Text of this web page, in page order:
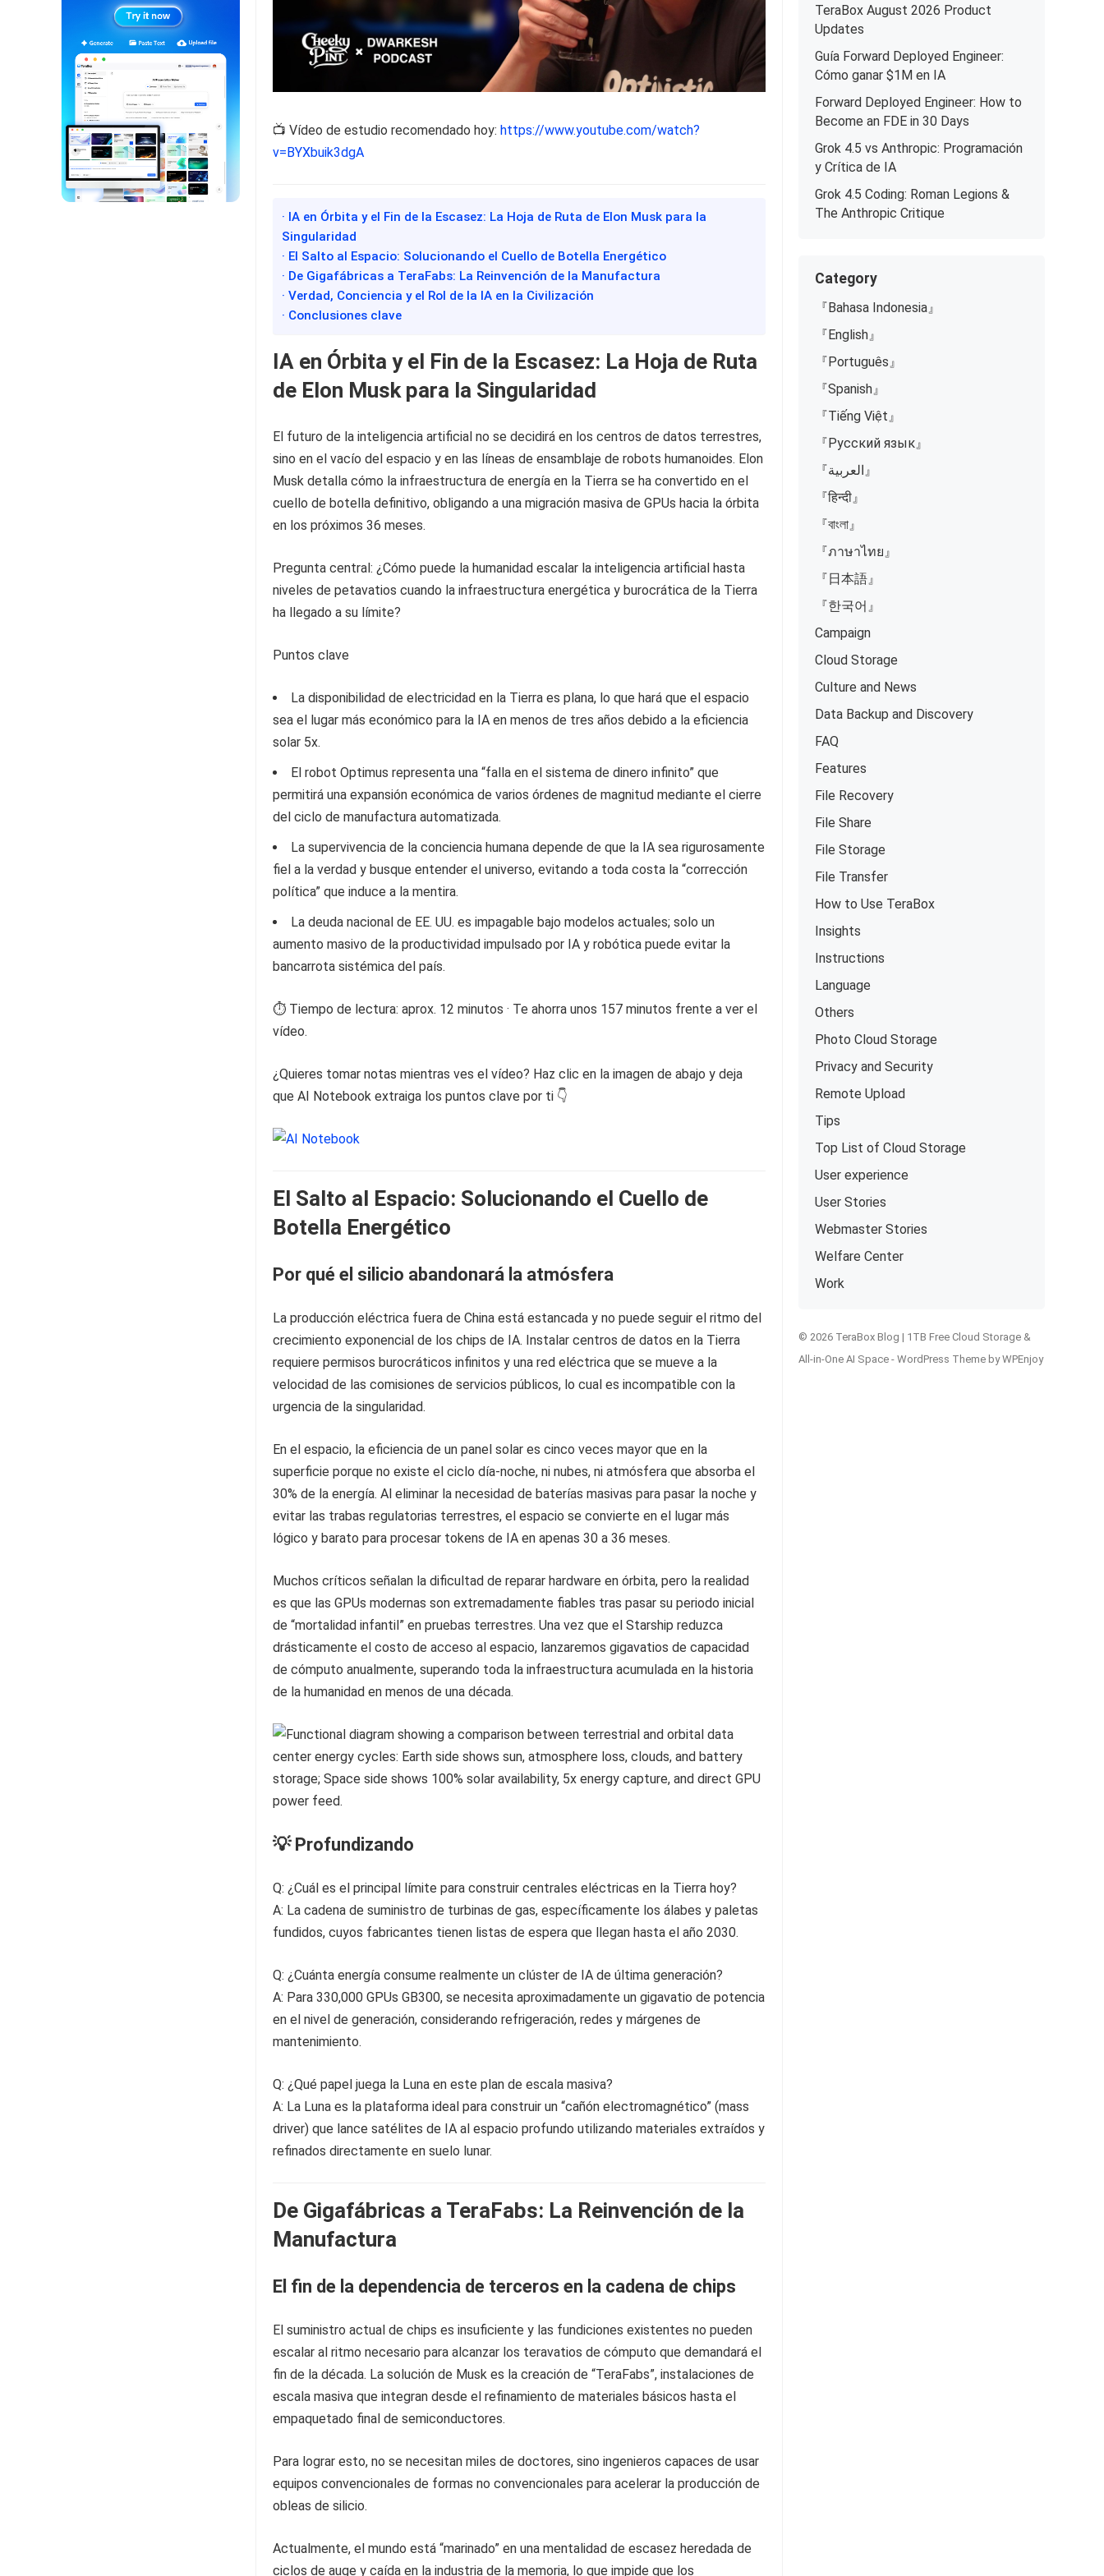
📺 Vídeo de estudio recomendado hoy: https://www.youtube.com/watch?
v=BYXbuik3dgA
· IA en Órbita y el Fin de la Escasez: La Hoja de Ruta de Elon Musk para la
Singularidad
· El Salto al Espacio: Solucionando el Cuello de Botella Energético
· De Gigafábricas a TeraFabs: La Reinvención de la Manufactura
· Verdad, Conciencia y el Rol de la IA en la Civilización
· Conclusiones clave
IA en Órbita y el Fin de la Escasez: La Hoja de Ruta
de Elon Musk para la Singularidad
El futuro de la inteligencia artificial no se decidirá en los centros de datos terrestres,
sino en el vacío del espacio y en las líneas de ensamblaje de robots humanoides. Elon
Musk detalla cómo la infraestructura de energía en la Tierra se ha convertido en el
cuello de botella definitivo, obligando a una migración masiva de GPUs hacia la órbita
en los próximos 36 meses.
Pregunta central: ¿Cómo puede la humanidad escalar la inteligencia artificial hasta
niveles de petavatios cuando la infraestructura energética y burocrática de la Tierra
ha llegado a su límite?
Puntos clave
La disponibilidad de electricidad en la Tierra es plana, lo que hará que el espacio
sea el lugar más económico para la IA en menos de tres años debido a la eficiencia
solar 5x.
El robot Optimus representa una “falla en el sistema de dinero infinito” que
permitirá una expansión económica de varios órdenes de magnitud mediante el cierre
del ciclo de manufactura automatizada.
La supervivencia de la conciencia humana depende de que la IA sea rigurosamente
fiel a la verdad y busque entender el universo, evitando a toda costa la “corrección
política” que induce a la mentira.
La deuda nacional de EE. UU. es impagable bajo modelos actuales; solo un
aumento masivo de la productividad impulsado por IA y robótica puede evitar la
bancarrota sistémica del país.
⏱️ Tiempo de lectura: aprox. 12 minutos · Te ahorra unos 157 minutos frente a ver el
vídeo.
¿Quieres tomar notas mientras ves el vídeo? Haz clic en la imagen de abajo y deja
que AI Notebook extraiga los puntos clave por ti 👇
El Salto al Espacio: Solucionando el Cuello de
Botella Energético
Por qué el silicio abandonará la atmósfera
La producción eléctrica fuera de China está estancada y no puede seguir el ritmo del
crecimiento exponencial de los chips de IA. Instalar centros de datos en la Tierra
requiere permisos burocráticos infinitos y una red eléctrica que se mueve a la
velocidad de las comisiones de servicios públicos, lo cual es incompatible con la
urgencia de la singularidad.
En el espacio, la eficiencia de un panel solar es cinco veces mayor que en la
superficie porque no existe el ciclo día-noche, ni nubes, ni atmósfera que absorba el
30% de la energía. Al eliminar la necesidad de baterías masivas para pasar la noche y
evitar las trabas regulatorias terrestres, el espacio se convierte en el lugar más
lógico y barato para procesar tokens de IA en apenas 30 a 36 meses.
Muchos críticos señalan la dificultad de reparar hardware en órbita, pero la realidad
es que las GPUs modernas son extremadamente fiables tras pasar su periodo inicial
de “mortalidad infantil” en pruebas terrestres. Una vez que el Starship reduzca
drásticamente el costo de acceso al espacio, lanzaremos gigavatios de capacidad
de cómputo anualmente, superando toda la infraestructura acumulada en la historia
de la humanidad en menos de una década.
💡 Profundizando
Q: ¿Cuál es el principal límite para construir centrales eléctricas en la Tierra hoy?
A: La cadena de suministro de turbinas de gas, específicamente los álabes y paletas
fundidos, cuyos fabricantes tienen listas de espera que llegan hasta el año 2030.
Q: ¿Cuánta energía consume realmente un clúster de IA de última generación?
A: Para 330,000 GPUs GB300, se necesita aproximadamente un gigavatio de potencia
en el nivel de generación, considerando refrigeración, redes y márgenes de
mantenimiento.
Q: ¿Qué papel juega la Luna en este plan de escala masiva?
A: La Luna es la plataforma ideal para construir un “cañón electromagnético” (mass
driver) que lance satélites de IA al espacio profundo utilizando materiales extraídos y
refinados directamente en suelo lunar.
De Gigafábricas a TeraFabs: La Reinvención de la
Manufactura
El fin de la dependencia de terceros en la cadena de chips
El suministro actual de chips es insuficiente y las fundiciones existentes no pueden
escalar al ritmo necesario para alcanzar los teravatios de cómputo que demandará el
fin de la década. La solución de Musk es la creación de “TeraFabs”, instalaciones de
escala masiva que integran desde el refinamiento de materiales básicos hasta el
empaquetado final de semiconductores.
Para lograr esto, no se necesitan miles de doctores, sino ingenieros capaces de usar
equipos convencionales de formas no convencionales para acelerar la producción de
obleas de silicio.
Actualmente, el mundo está “marinado” en una mentalidad de escasez heredada de
ciclos de auge y caída en la industria de la memoria, lo que impide que los
TeraBox August 2026 Product
Updates
Guía Forward Deployed Engineer:
Cómo ganar $1M en IA
Forward Deployed Engineer: How to
Become an FDE in 30 Days
Grok 4.5 vs Anthropic: Programación
y Crítica de IA
Grok 4.5 Coding: Roman Legions &
The Anthropic Critique
Category
『Bahasa Indonesia』
『English』
『Português』
『Spanish』
『Tiếng Việt』
『Русский язык』
『العربية』
『हिन्दी』
『বাংলা』
『ภาษาไทย』
『日本語』
『한국어』
Campaign
Cloud Storage
Culture and News
Data Backup and Discovery
FAQ
Features
File Recovery
File Share
File Storage
File Transfer
How to Use TeraBox
Insights
Instructions
Language
Others
Photo Cloud Storage
Privacy and Security
Remote Upload
Tips
Top List of Cloud Storage
User experience
User Stories
Webmaster Stories
Welfare Center
Work
© 2026 TeraBox Blog | 1TB Free Cloud Storage &
All-in-One AI Space - WordPress Theme byWPEnjoy